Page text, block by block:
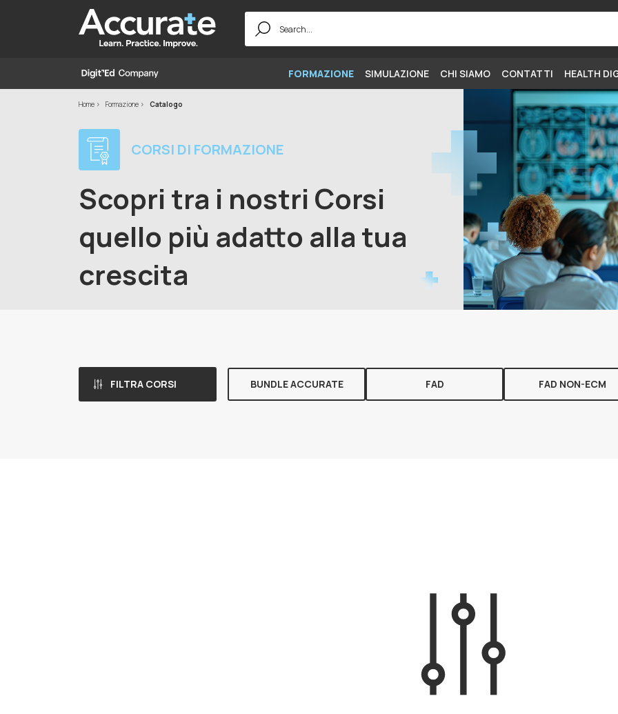
Search
for:
FORMAZIONE SIMULAZIONE CHI SIAMO CONTATTI HEALTH
Home Formazione Catalogo
CORSI DI FORMAZIONE
Scopri tra i nostri Corsi
quello più adatto alla tua
crescita
FILTRA CORSI BUNDLE ACCURATE FAD FAD NON-ECM